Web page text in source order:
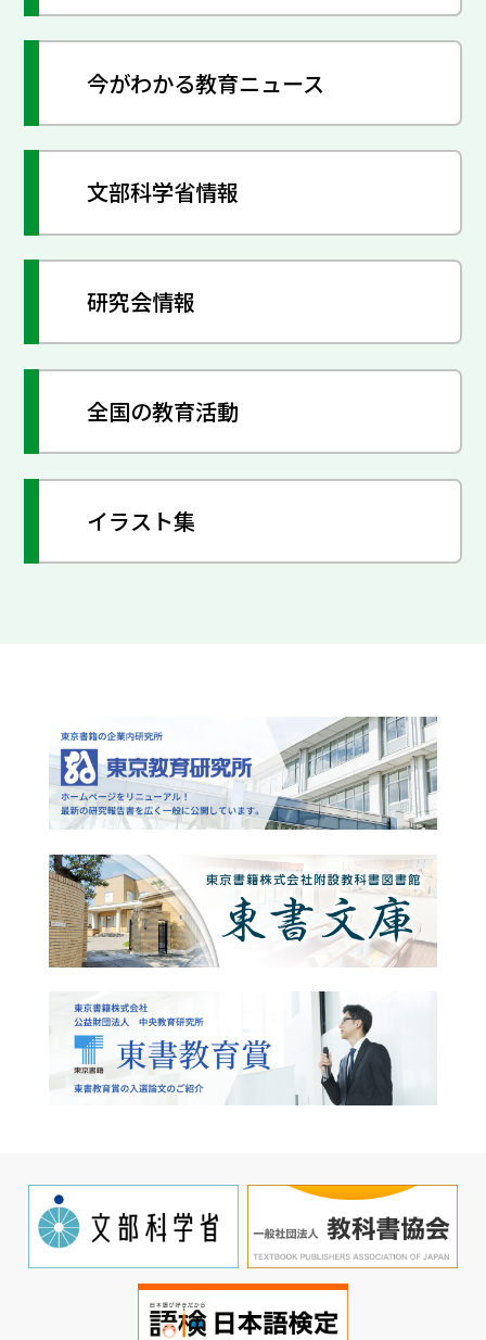
今がわかる教育ニュース
文部科学省情報
研究会情報
全国の教育活動
イラスト集